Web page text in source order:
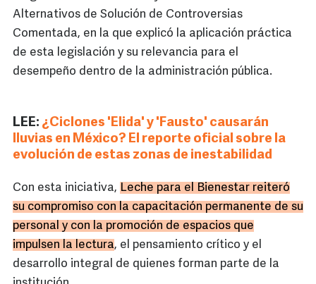
Alternativos de Solución de Controversias
Comentada, en la que explicó la aplicación práctica
de esta legislación y su relevancia para el
desempeño dentro de la administración pública.
LEE: ¿Ciclones 'Elida' y 'Fausto' causarán
lluvias en México? El reporte oficial sobre la
evolución de estas zonas de inestabilidad
Con esta iniciativa, Leche para el Bienestar reiteró
su compromiso con la capacitación permanente de su
personal y con la promoción de espacios que
impulsen la lectura, el pensamiento crítico y el
desarrollo integral de quienes forman parte de la